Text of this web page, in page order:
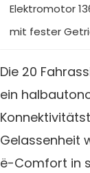
Elektromotor
mit fester
Die 20
ein
Gelassenheit
ë-Comfort in